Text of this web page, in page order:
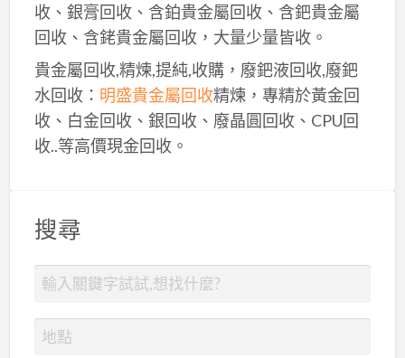
收、銀膏回收、含鉑貴金屬回收、含鈀貴金屬
回收、含銠貴金屬回收，大量少量皆收。
貴金屬回收,精煉,提純,收購，廢鈀液回收,廢鈀
水回收： 明盛貴金屬回收精煉，專精於黃金回
收、白金回收、銀回收、廢晶圓回收、CPU回
收..等高價現金回收。
搜尋